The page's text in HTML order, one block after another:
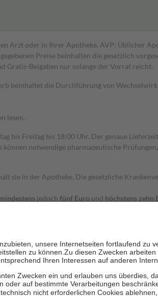
Arzt oder in Ihrer Apotheke. AVP: Üblicher
Preise beinhalten die gesetzlich
Gratis-Beigaben nur solange der Vorrat reicht.
beinhaltet die Durchführung von
lesen.
bis Freitag bis 18:00 Uhr. Der genaue
notwendige pharmazeutische
sie in der Apotheke. Die gesetzliche
mindestens jedoch fünf Euro und höchstens zehn
Stellung der Familie zu unterstützen, fallen